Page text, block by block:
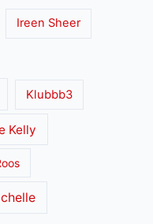
Ireen Sheer
Klubbb3
Kelly